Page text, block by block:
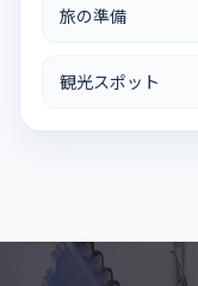
旅の準備
観光スポット